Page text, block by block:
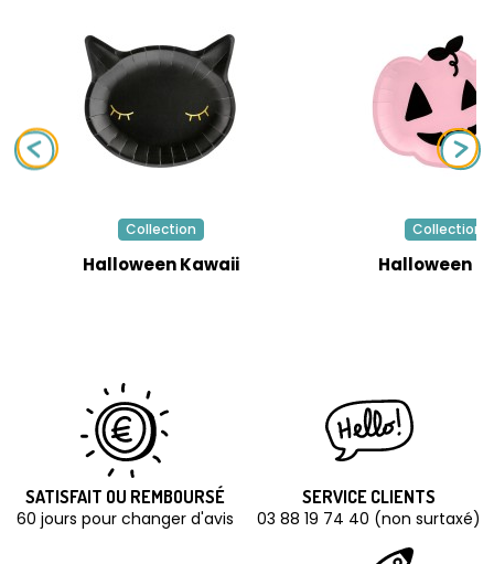
Collection
Halloween Kawaii
Collection
Halloween
SATISFAIT OU REMBOURSÉ
60 jours pour changer d'avis
SERVICE CLIENTS
03 88 19 74 40 (non surtaxé)